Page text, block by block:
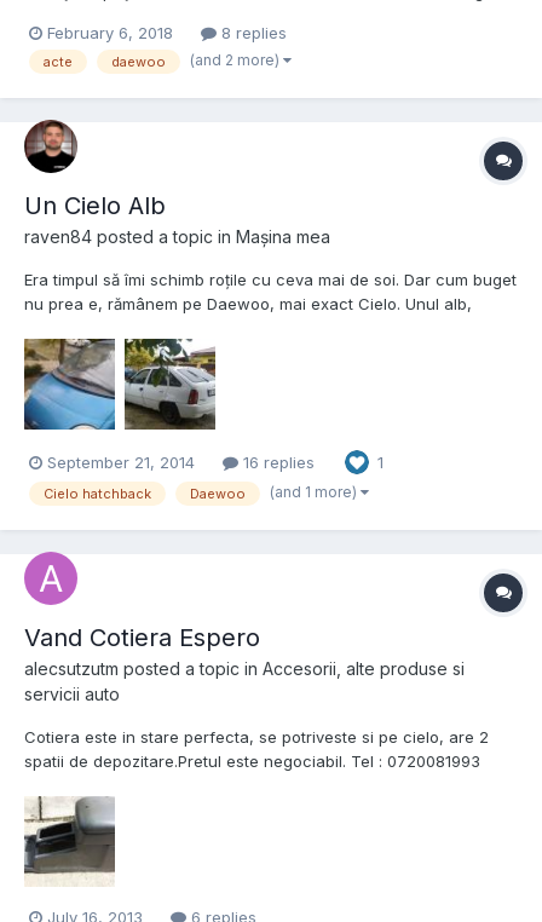
achitarea integrală confirmată de către vânzător (RODAE)” Acum
ştim cu toţii că RODAE nu mai există - po...
February 6, 2018 8 replies
acte daewoo (and 2 more)
Un Cielo Alb
raven84 posted a topic in Mașina mea
Era timpul să îmi schimb roțile cu ceva mai de soi. Dar cum buget
nu prea e, rămânem pe Daewoo, mai exact Cielo. Unul alb,
gata montată pe el. Excelent pentru navetă dar cu niște bube
ciudate pe care nu știu exact cum să le rezolv. Până...
September 21, 2014 16 replies 1
Cielo hatchback Daewoo (and 1 more)
Vand Cotiera Espero
alecsutzutm posted a topic in Accesorii, alte produse si
servicii auto
Cotiera este in stare perfecta, se potriveste si pe cielo, are 2
spatii de depozitare.Pretul este negociabil. Tel : 0720081993
July 16, 2013 6 replies